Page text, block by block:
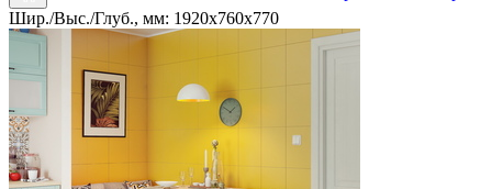
Шир./Выс./Глуб., мм: 1920x760x770